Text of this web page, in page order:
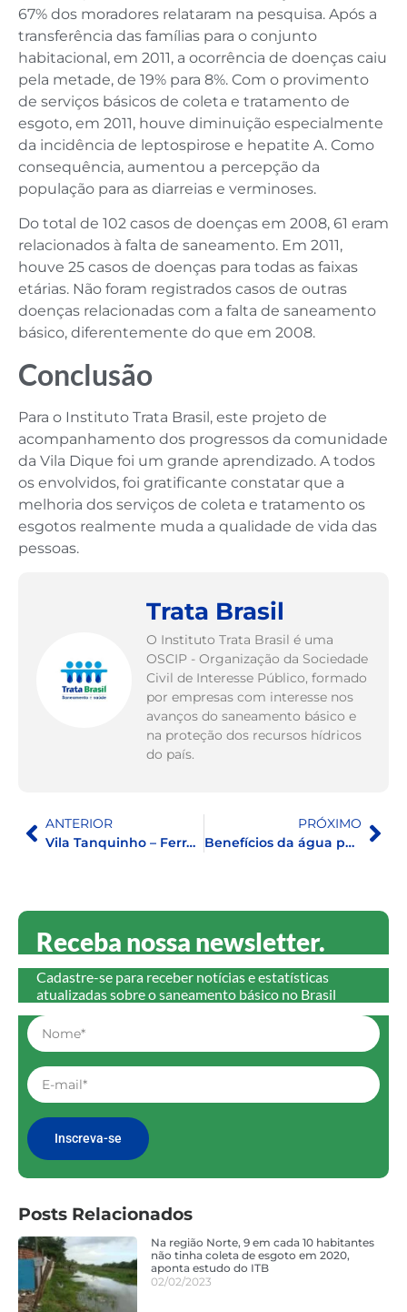
67% dos moradores relataram na pesquisa. Após a
transferência das famílias para o conjunto
habitacional, em 2011, a ocorrência de doenças caiu
pela metade, de 19% para 8%. Com o provimento
de serviços básicos de coleta e tratamento de
esgoto, em 2011, houve diminuição especialmente
da incidência de leptospirose e hepatite A. Como
consequência, aumentou a percepção da
população para as diarreias e verminoses.
Do total de 102 casos de doenças em 2008, 61 eram
relacionados à falta de saneamento. Em 2011,
houve 25 casos de doenças para todas as faixas
etárias. Não foram registrados casos de outras
doenças relacionadas com a falta de saneamento
básico, diferentemente do que em 2008.
Conclusão
Para o Instituto Trata Brasil, este projeto de
acompanhamento dos progressos da comunidade
da Vila Dique foi um grande aprendizado. A todos
os envolvidos, foi gratificante constatar que a
melhoria dos serviços de coleta e tratamento os
esgotos realmente muda a qualidade de vida das
pessoas.
Trata Brasil
O Instituto Trata Brasil é uma
OSCIP - Organização da Sociedade
Civil de Interesse Público, formado
por empresas com interesse nos
avanços do saneamento básico e
na proteção dos recursos hídricos
do país.
ANTERIOR
Vila Tanquinho – Ferraz de Vasconcelos (SP)
PRÓXIMO
Benefícios da água potável em comunidades vulneráveis em Manaus (AM)
Receba nossa newsletter.
Cadastre-se para receber notícias e estatísticas
atualizadas sobre o saneamento básico no Brasil
Inscreva-se
Posts Relacionados
Na região Norte, 9 em cada 10 habitantes
não tinha coleta de esgoto em 2020,
aponta estudo do ITB
02/02/2023